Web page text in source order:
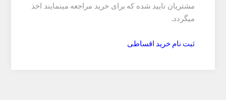
مشتریان تایید شده که برای خرید مراجعه مینمایند اخذ
میگردد.
ثبت نام خرید اقساطی